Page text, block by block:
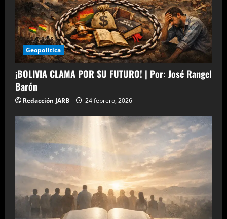
Geopolítica
¡BOLIVIA CLAMA POR SU FUTURO! | Por: José Rangel
Barón
Redacción JARB 24 febrero, 2026